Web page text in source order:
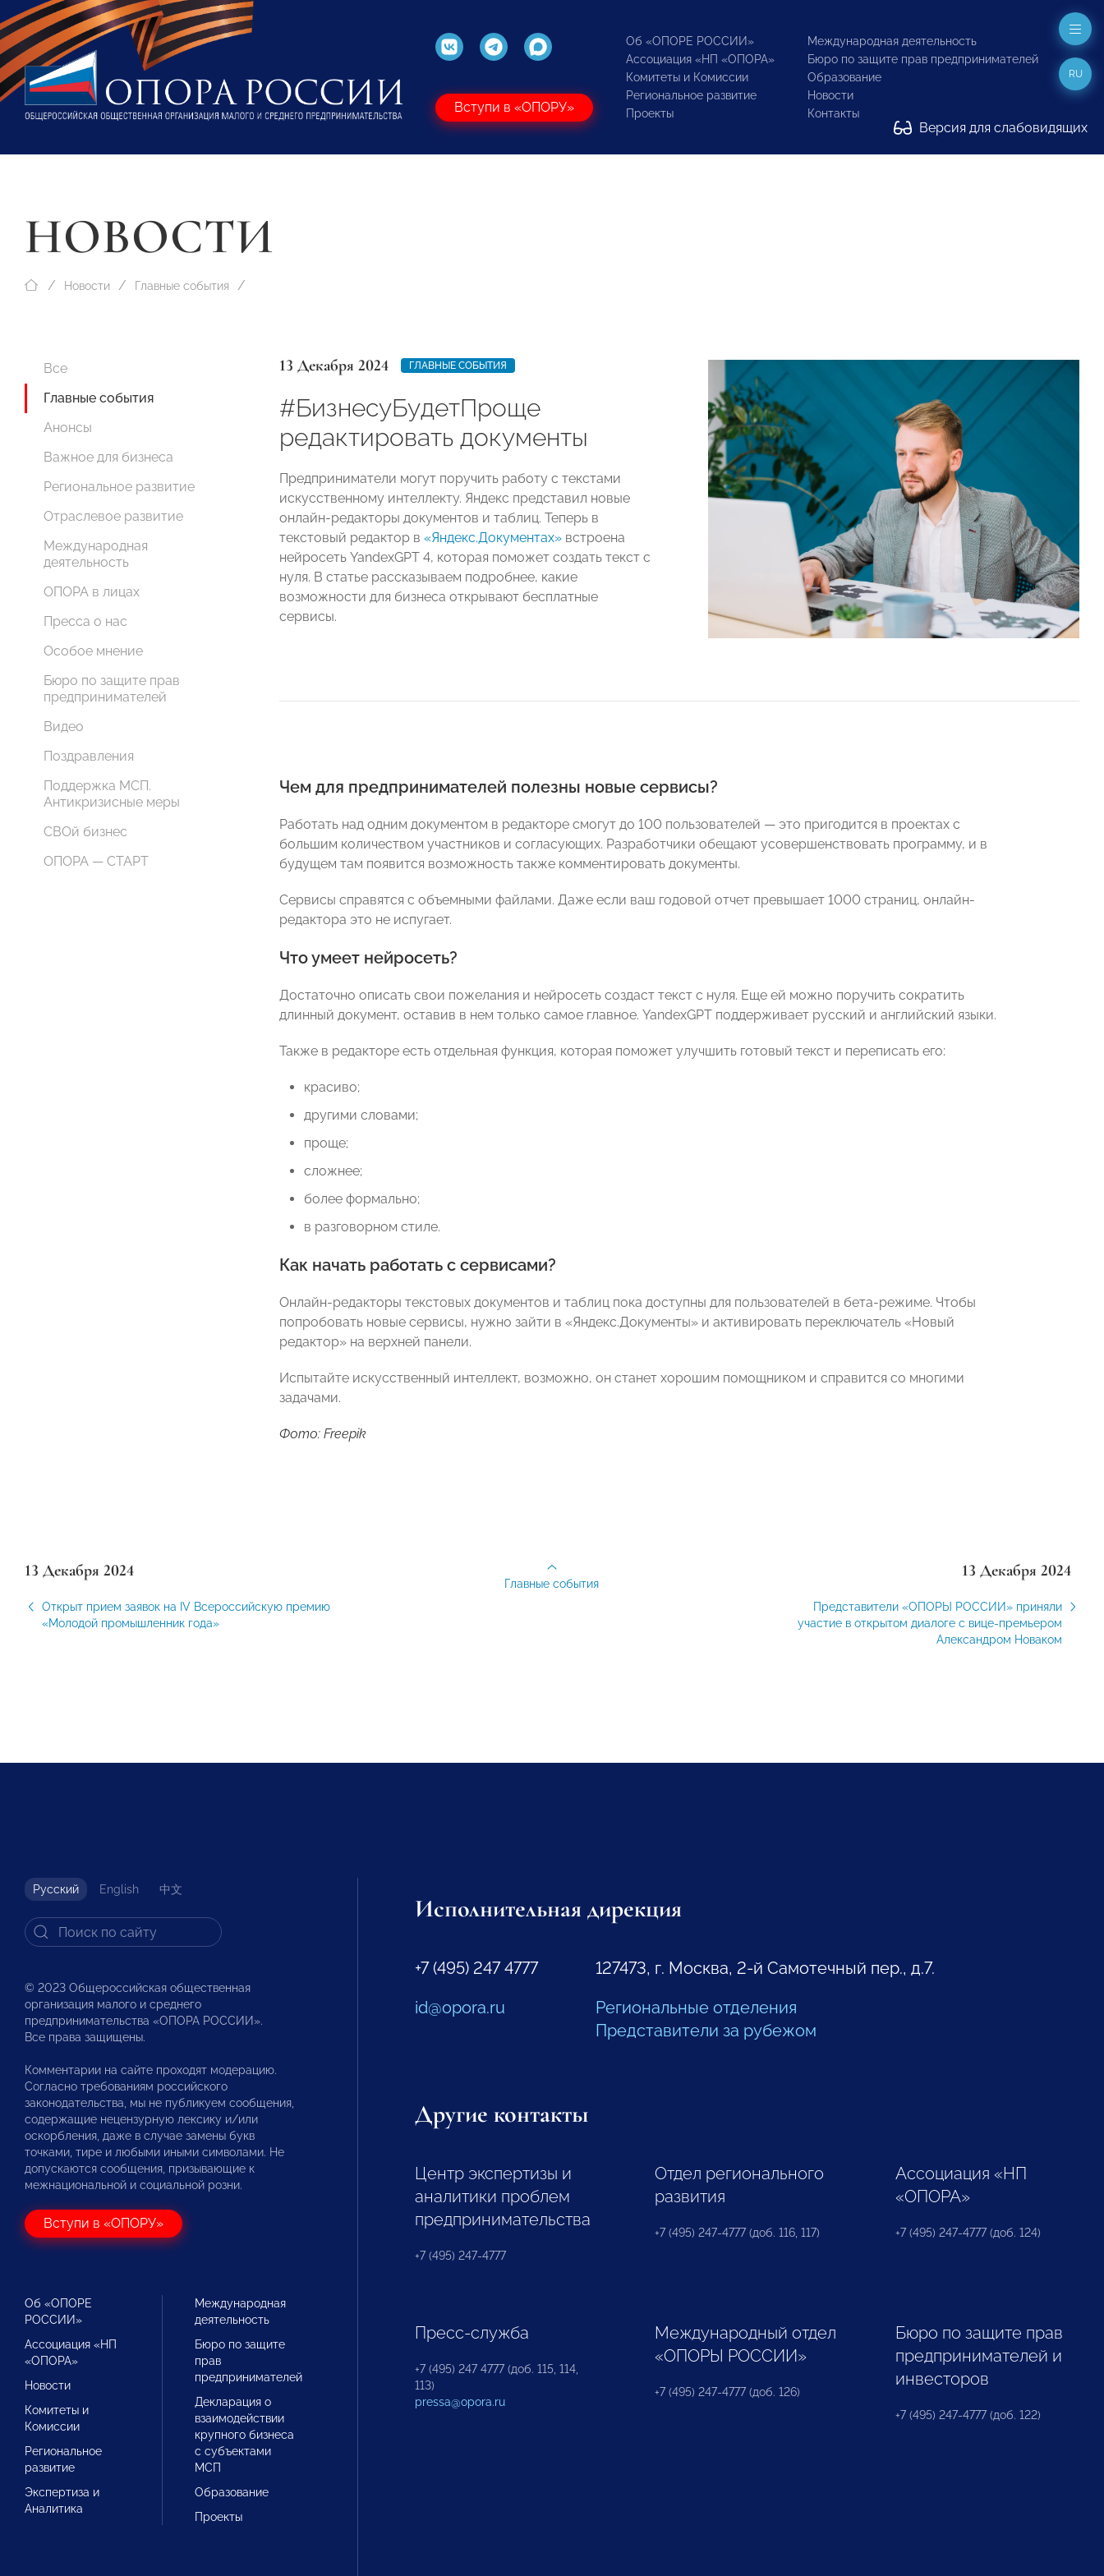
Вступи в «ОПОРУ»
Об «ОПОРЕ РОССИИ»
Ассоциация «НП «ОПОРА»
Комитеты и Комиссии
Региональное развитие
Проекты
Международная деятельность
Бюро по защите прав предпринимателей
Образование
Новости
Контакты
Версия для слабовидящих
RU
НОВОСТИ
Новости Главные события
Все
Главные события
Анонсы
Важное для бизнеса
Региональное развитие
Отраслевое развитие
Международная
деятельность
ОПОРА в лицах
Пресса о нас
Особое мнение
Бюро по защите прав
предпринимателей
Видео
Поздравления
Поддержка МСП.
Антикризисные меры
СВОй бизнес
ОПОРА — СТАРТ
13 Декабря 2024 ГЛАВНЫЕ СОБЫТИЯ
#БизнесуБудетПроще
редактировать документы
Предприниматели могут поручить работу с текстами
искусственному интеллекту. Яндекс представил новые
онлайн-редакторы документов и таблиц. Теперь в
текстовый редактор в «Яндекс.Документах» встроена
нейросеть YandexGPT 4, которая поможет создать текст с
нуля. В статье рассказываем подробнее, какие
возможности для бизнеса открывают бесплатные
сервисы.
Чем для предпринимателей полезны новые сервисы?
Работать над одним документом в редакторе смогут до 100 пользователей — это пригодится в проектах с
большим количеством участников и согласующих. Разработчики обещают усовершенствовать программу, и в
будущем там появится возможность также комментировать документы.
Сервисы справятся с объемными файлами. Даже если ваш годовой отчет превышает 1000 страниц, онлайн-
редактора это не испугает.
Что умеет нейросеть?
Достаточно описать свои пожелания и нейросеть создаст текст с нуля. Еще ей можно поручить сократить
длинный документ, оставив в нем только самое главное. YandexGPT поддерживает русский и английский языки.
Также в редакторе есть отдельная функция, которая поможет улучшить готовый текст и переписать его:
красиво;
другими словами;
проще;
сложнее;
более формально;
в разговорном стиле.
Как начать работать с сервисами?
Онлайн-редакторы текстовых документов и таблиц пока доступны для пользователей в бета-режиме. Чтобы
попробовать новые сервисы, нужно зайти в «Яндекс.Документы» и активировать переключатель «Новый
редактор» на верхней панели.
Испытайте искусственный интеллект, возможно, он станет хорошим помощником и справится со многими
задачами.
Фото: Freepik
13 Декабря 2024
Открыт прием заявок на IV Всероссийскую премию
«Молодой промышленник года»
13 Декабря 2024
Представители «ОПОРЫ РОССИИ» приняли
участие в открытом диалоге с вице-премьером
Александром Новаком
Главные события
Русский English 中文
© 2023 Общероссийская общественная
организация малого и среднего
предпринимательства «ОПОРА РОССИИ».
Все права защищены.
Комментарии на сайте проходят модерацию.
Согласно требованиям российского
законодательства, мы не публикуем сообщения,
содержащие нецензурную лексику и/или
оскорбления, даже в случае замены букв
точками, тире и любыми иными символами. Не
допускаются сообщения, призывающие к
межнациональной и социальной розни.
Вступи в «ОПОРУ»
Об «ОПОРЕ
РОССИИ»
Ассоциация «НП
«ОПОРА»
Новости
Комитеты и
Комиссии
Региональное
развитие
Экспертиза и
Аналитика
Международная
деятельность
Бюро по защите
прав
предпринимателей
Декларация о
взаимодействии
крупного бизнеса
с субъектами
МСП
Образование
Проекты
Исполнительная дирекция
+7 (495) 247 4777
id@opora.ru
127473, г. Москва, 2-й Самотечный пер., д.7.
Региональные отделения
Представители за рубежом
Другие контакты
Центр экспертизы и
аналитики проблем
предпринимательства
+7 (495) 247-4777
Отдел регионального
развития
+7 (495) 247-4777 (доб. 116, 117)
Ассоциация «НП
«ОПОРА»
+7 (495) 247-4777 (доб. 124)
Пресс-служба
+7 (495) 247 4777 (доб. 115, 114,
113)
pressa@opora.ru
Международный отдел
«ОПОРЫ РОССИИ»
+7 (495) 247-4777 (доб. 126)
Бюро по защите прав
предпринимателей и
инвесторов
+7 (495) 247-4777 (доб. 122)